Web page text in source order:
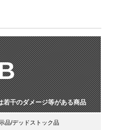
若干のダメージ等がある商品
品/デッドストック品